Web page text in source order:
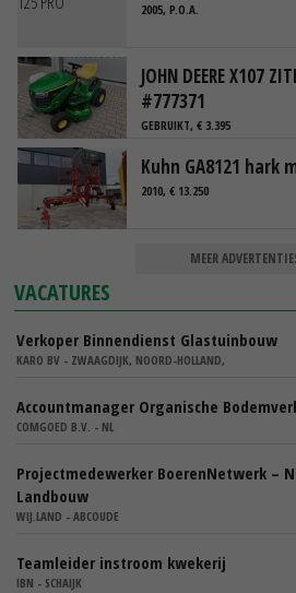
2005, P.O.A.
JOHN DEERE X107
#777371
GEBRUIKT, € 3.395
Kuhn GA8121 hark
2010, € 13.250
MEER
VACATURES
Verkoper Binnendienst Glastuinbouw
KARO BV - ZWAAGDIJK, NOORD-HOLLAND,
Accountmanager Organische
COMGOED B.V. - NL
Projectmedewerker BoerenNetwerk –
Landbouw
WIJ.LAND - ABCOUDE
Teamleider instroom kwekerij
IBN - SCHAIJK